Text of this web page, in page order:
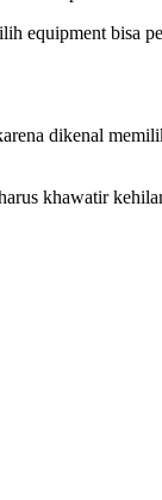
equipment bisa
dikenal
khawatir